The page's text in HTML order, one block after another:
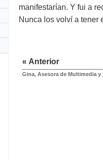
manifestarían. Y fui a
Nunca los volví a tener
« Anterior
Gina, Asesora de Multimedia y